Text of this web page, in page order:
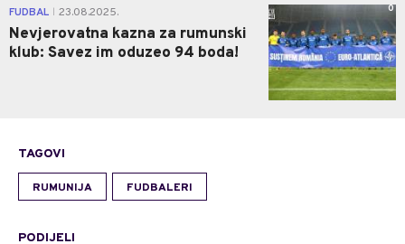
FUDBAL 23.08.2025.
Nevjerovatna kazna za rumunski
klub: Savez im oduzeo 94 boda!
0
TAGOVI
RUMUNIJA FUDBALERI
PODIJELI